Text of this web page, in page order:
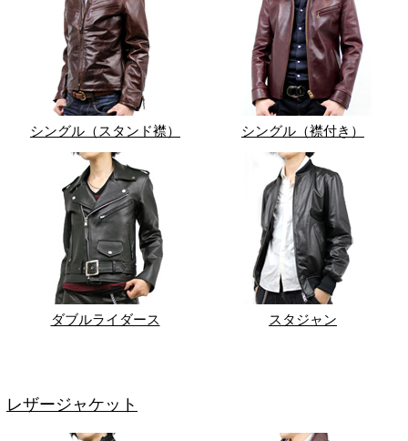
シングル（スタンド襟） シングル（襟付き）
ダブルライダース スタジャン
レザージャケット